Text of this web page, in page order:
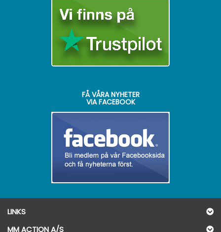
FÅ VÅRA NYHETER
VIA FACEBOOK
LINKS
MM ACTION A/S